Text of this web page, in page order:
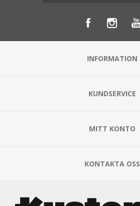
INFORMATION
KUNDSERVICE
MITT KONTO
KONTAKTA OSS